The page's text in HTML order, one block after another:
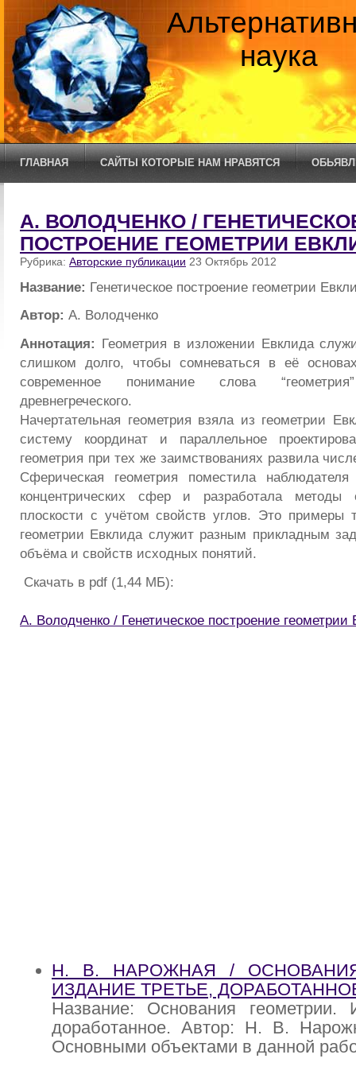
наука
ГЛАВНАЯ САЙТЫ КОТОРЫЕ НАМ НРАВЯТСЯ
А. ВОЛОДЧЕНКО /
ПОСТРОЕНИЕ ГЕОМЕТРИИ
Рубрика: Авторские публикации 23 Октябрь 2012
Название: Генетическое построение геометрии
Автор: А. Володченко
Аннотация: Геометрия в изложении Евклида
слишком долго, чтобы сомневаться в её
современное понимание слова
древнегреческого.
Начертательная геометрия взяла из геометрии
систему координат и параллельное
геометрия при тех же заимствованиях развила
Сферическая геометрия поместила
концентрических сфер и разработала методы
плоскости с учётом свойств углов. Это примеры
геометрии Евклида служит разным прикладным
объёма и свойств исходных понятий.
Скачать в pdf (1,44 МБ):
А. Володченко / Генетическое построение геометрии
Н. В. НАРОЖНАЯ /
ИЗДАНИЕ ТРЕТЬЕ,
Название: Основания геометрии.
доработанное. Автор: Н. В.
Основными объектами в данной